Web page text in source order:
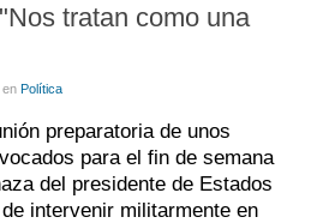
tratan como una
en Política
preparatoria de unos
para el fin de semana
del presidente de Estados
intervenir militarmente en